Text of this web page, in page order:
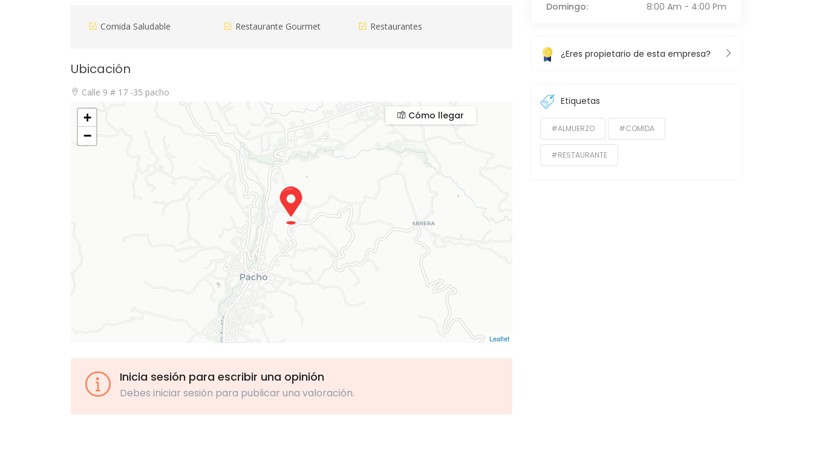
Comida Saludable Restaurante Gourmet Restaurantes
Ubicación
Calle 9 # 17 -35 pacho
+
−
Leaflet
Cómo llegar
Inicia sesión para escribir una opinión
Debes iniciar sesión para publicar una valoración.
Domingo: 8:00 Am - 4:00 Pm
¿Eres propietario de esta empresa?
Etiquetas
#ALMUERZO #COMIDA
#RESTAURANTE